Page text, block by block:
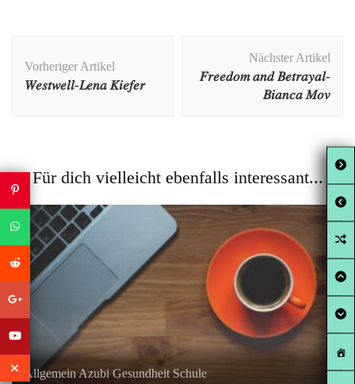
Vorheriger Artikel
𝑊𝑒𝑠𝑡𝑤𝑒𝑙𝑙-𝐿𝑒𝑛𝑎 𝐾𝑖𝑒𝑓𝑒𝑟
Nächster Artikel
𝐹𝑟𝑒𝑒𝑑𝑜𝑚 𝑎𝑛𝑑 𝐵𝑒𝑡𝑟𝑎𝑦𝑎𝑙-
𝐵𝑖𝑎𝑛𝑐𝑎 𝑀𝑜𝑣
Für dich vielleicht ebenfalls interessant...
Allgemein Azubi Gesundheit Schule